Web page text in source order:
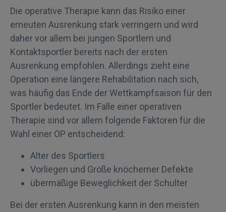
Die operative Therapie kann das Risiko einer
erneuten Ausrenkung stark verringern und wird
daher vor allem bei jungen Sportlern und
Kontaktsportler bereits nach der ersten
Ausrenkung empfohlen. Allerdings zieht eine
Operation eine längere Rehabilitation nach sich,
was häufig das Ende der Wettkampfsaison für den
Sportler bedeutet. Im Falle einer operativen
Therapie sind vor allem folgende Faktoren für die
Wahl einer OP entscheidend:
Alter des Sportlers
Vorliegen und Größe knöcherner Defekte
übermäßige Beweglichkeit der Schulter
Bei der ersten Ausrenkung kann in den meisten